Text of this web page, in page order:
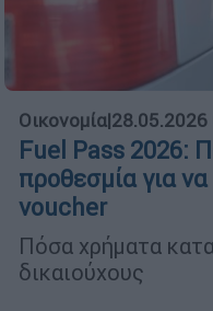
Οικονομία|28.05.2026
Fuel Pass 2026:
προθεσμία για
voucher
Πόσα χρήματα
δικαιούχους